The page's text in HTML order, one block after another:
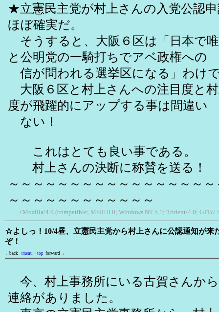
★立憲民主党が村上さんの入党公認
ほぼ確実だ。
そうすると、大阪６区は「日本で
と公明党の一騎打ちでアベ政権への
信が問われる選挙区になる」わけ
大阪６区と村上さんへの注目度と
度が飛躍的にアップする事は間違い
ない！
これはとても良い事である。
村上さんの決断に称賛を送る！
～～～～～～～～～～～～～～～～
～～～～～～～～～～～～
<Mozilla/4.0 (compatible; MSIE 8.0; Windows NT 5.1; Trident/4.0;
☆よしっ！10/4昼、立憲民主党から村上さんに公認通知が来
ぞ！
←back ↑menu ↑top forward→
今、村上事務所にいる古賀さんか
連絡がありました。